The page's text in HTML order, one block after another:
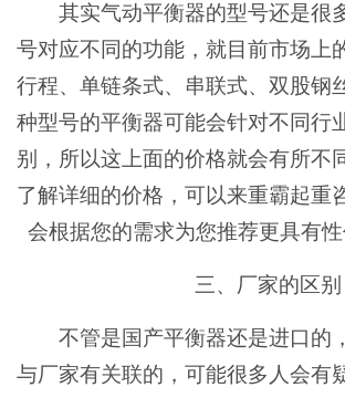
其实气动平衡器的型号还是很
号对应不同的功能，就目前市场上
行程、单链条式、串联式、双股钢
种型号的平衡器可能会针对不同行
别，所以这上面的价格就会有所不
了解详细的价格，可以来重霸起重
会根据您的需求为您推荐更具有性
三、厂家的区别
不管是国产平衡器还是进口的
与厂家有关联的，可能很多人会有